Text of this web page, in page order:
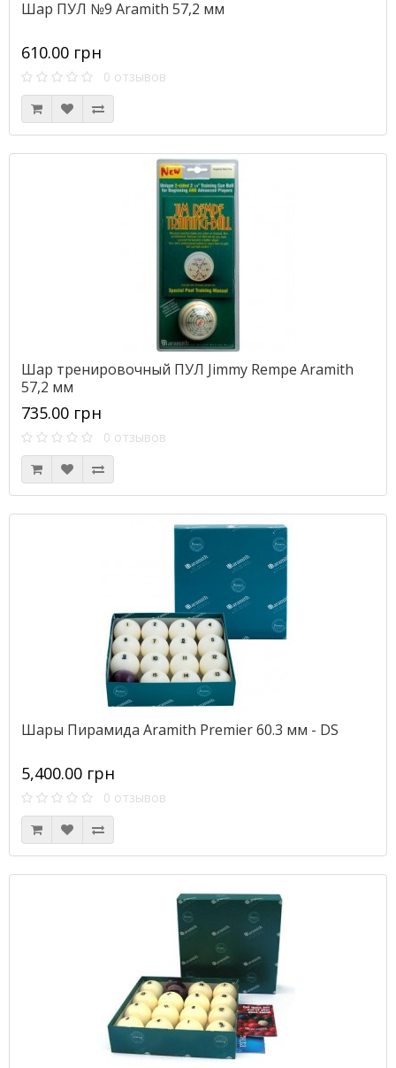
Шар ПУЛ №9 Aramith 57,2 мм
610.00 грн
0 отзывов
Шар тренировочный ПУЛ Jimmy Rempe Aramith
57,2 мм
735.00 грн
0 отзывов
Шары Пирамида Aramith Premier 60.3 мм - DS
5,400.00 грн
0 отзывов